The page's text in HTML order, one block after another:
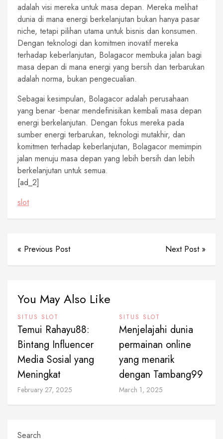
adalah visi mereka untuk masa depan. Mereka melihat
dunia di mana energi berkelanjutan bukan hanya pasar
niche, tetapi pilihan utama untuk bisnis dan konsumen.
Dengan teknologi dan komitmen inovatif mereka
terhadap keberlanjutan, Bolagacor membuka jalan bagi
masa depan di mana energi yang bersih dan terbarukan
adalah norma, bukan pengecualian.
Sebagai kesimpulan, Bolagacor adalah perusahaan
yang benar -benar mendefinisikan kembali masa depan
energi berkelanjutan. Dengan fokus mereka pada
sumber energi terbarukan, teknologi mutakhir, dan
komitmen terhadap keberlanjutan, Bolagacor memimpin
jalan menuju masa depan yang lebih bersih dan lebih
berkelanjutan untuk semua.
[ad_2]
slot
« Previous Post Next Post »
You May Also Like
SITUS SLOT
Temui Rahayu88:
Bintang Influencer
Media Sosial yang
Meningkat
February 27, 2025
SITUS SLOT
Menjelajahi dunia
permainan online
yang menarik
dengan Tambang99
March 1, 2025
Search